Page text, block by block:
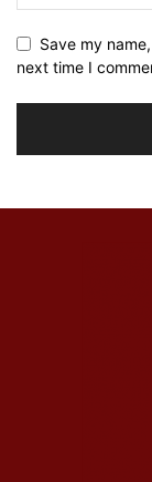
Save my
next time I